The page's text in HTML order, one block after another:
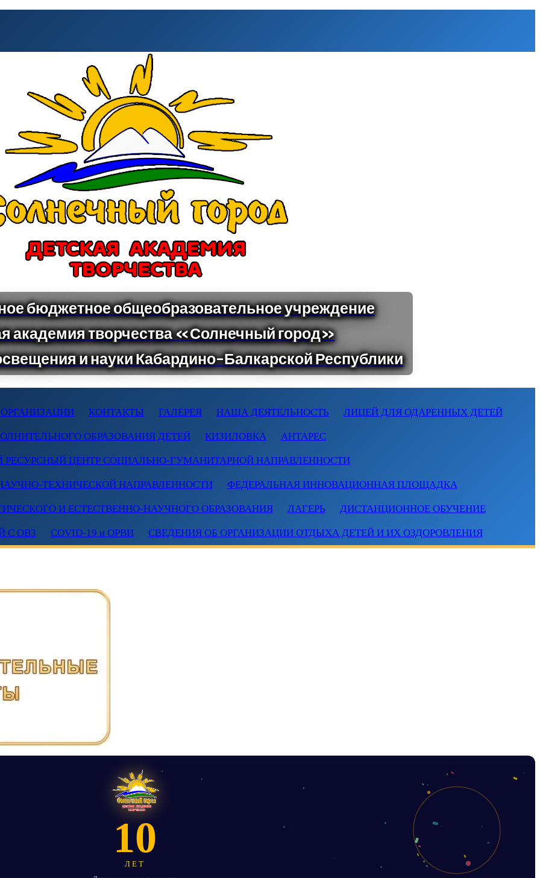
КОНТАКТЫ ГАЛЕРЕЯ НАША ДЕЯТЕЛЬНОСТЬ ЛИЦЕЙ ДЛЯ ОДАРЕННЫХ ДЕТЕЙ
ОБРАЗОВАНИЯ ДЕТЕЙ КИЗИЛОВКА АНТАРЕС
РЕСУРСНЫЙ ЦЕНТР СОЦИАЛЬНО-ГУМАНИТАРНОЙ НАПРАВЛЕННОСТИ
ТЕХНИЧЕСКОЙ НАПРАВЛЕННОСТИ ФЕДЕРАЛЬНАЯ ИННОВАЦИОННАЯ ПЛОЩАДКА
И ЕСТЕСТВЕННО-НАУЧНОГО ОБРАЗОВАНИЯ ЛАГЕРЬ ДИСТАНЦИОННОЕ ОБУЧЕНИЕ
С ОВЗ COVID-19 и ОРВИ СВЕДЕНИЯ ОБ ОРГАНИЗАЦИИ ОТДЫХА ДЕТЕЙ И ИХ ОЗДОРОВЛЕНИЯ
10
ЛЕТ